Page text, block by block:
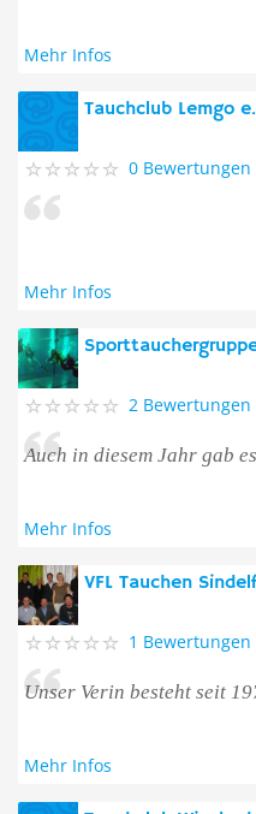
Mehr Infos
Tauchclub Lemgo
0 Bewertungen
Mehr Infos
2 Bewertungen
Auch in diesem Jahr gab
Mehr Infos
VFL Tauchen
1 Bewertungen
Unser Verin besteht seit
Mehr Infos